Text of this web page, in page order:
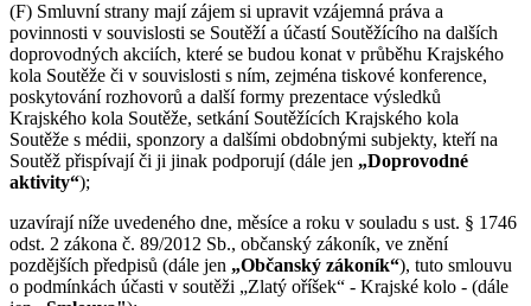
(F) Smluvní strany mají zájem si upravit vzájemná práva a
povinnosti v souvislosti se Soutěží a účastí Soutěžícího na dalších
doprovodných akciích, které se budou konat v průběhu Krajského
kola Soutěže či v souvislosti s ním, zejména tiskové konference,
poskytování rozhovorů a další formy prezentace výsledků
Krajského kola Soutěže, setkání Soutěžících Krajského kola
Soutěže s médii, sponzory a dalšími obdobnými subjekty, kteří na
Soutěž přispívají či ji jinak podporují (dále jen „Doprovodné
aktivity“);
uzavírají níže uvedeného dne, měsíce a roku v souladu s ust. § 1746
odst. 2 zákona č. 89/2012 Sb., občanský zákoník, ve znění
pozdějších předpisů (dále jen „Občanský zákoník“), tuto smlouvu
o podmínkách účasti v soutěži „Zlatý oříšek“ - Krajské kolo - (dále